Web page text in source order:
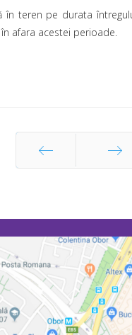
teren pe durata
afara acestei perioade.